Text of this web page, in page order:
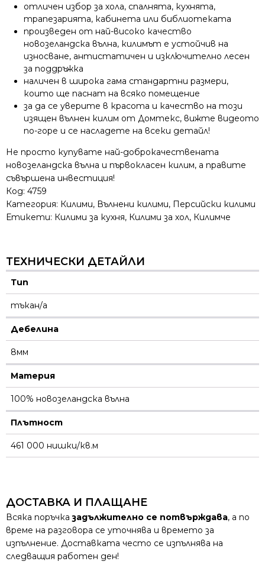
отличен избор за хола, спалнята, кухнята,
трапезарията, кабинета или библиотеката
произведен от най-високо качество
новозеландска вълна, килимът е устойчив на
износване, антистатичен и изключително лесен
за поддръжка
наличен в широка гама стандартни размери,
които ще паснат на всяко помещение
за да се уверите в красота и качество на този
изящен вълнен килим от Домтекс, вижте видеото
по-горе и се насладете на всеки детайл!
Не просто купувате най-доброкачествената
новозеландска вълна и първокласен килим, а правите
съвършена инвестиция!
Код: 4759
Категория: Килими, Вълнени килими, Персийски килими
Етикети: Килими за кухня, Килими за хол, Килимче
ТЕХНИЧЕСКИ ДЕТАЙЛИ
Тип
тъкан/а
Дебелина
8мм
Материя
100% новозеландска вълна
Плътност
461 000 нишки/кв.м
ДОСТАВКА И ПЛАЩАНЕ
Всяка поръчказадължително се потвърждава, а по
време на разговора се уточнява и времето за
изпълнение. Доставката често се изпълнява на
следващия работен ден!